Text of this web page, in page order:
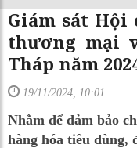
Giám sát
thương mại
Tháp năm
19/11/2024, 10:01
Nhằm để đảm bảo
hàng hóa tiêu dùng,